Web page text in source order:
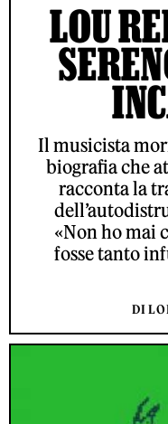
LOU
Il musicista
biografia che
racconta la
«Non ho mai
fosse tanto
DI